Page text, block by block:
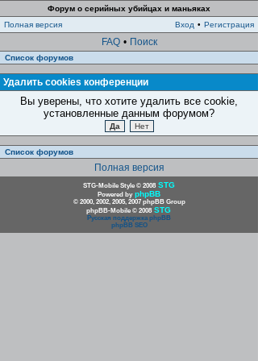
Форум о серийных убийцах и маньяках
Полная версия
Вход • Регистрация
FAQ • Поиск
Список форумов
Удалить cookies конференции
Вы уверены, что хотите удалить все cookie,
установленные данным форумом?
Список форумов
Полная версия
STG-Mobile Style © 2008 STG
Powered by phpBB
© 2000, 2002, 2005, 2007 phpBB Group
phpBB-Mobile © 2008 STG
Русская поддержка phpBB
phpBB SEO